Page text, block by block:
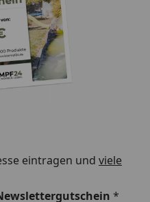
1,14 m²
291 cm
125 cm
Fichte,
eintragen und viele
*